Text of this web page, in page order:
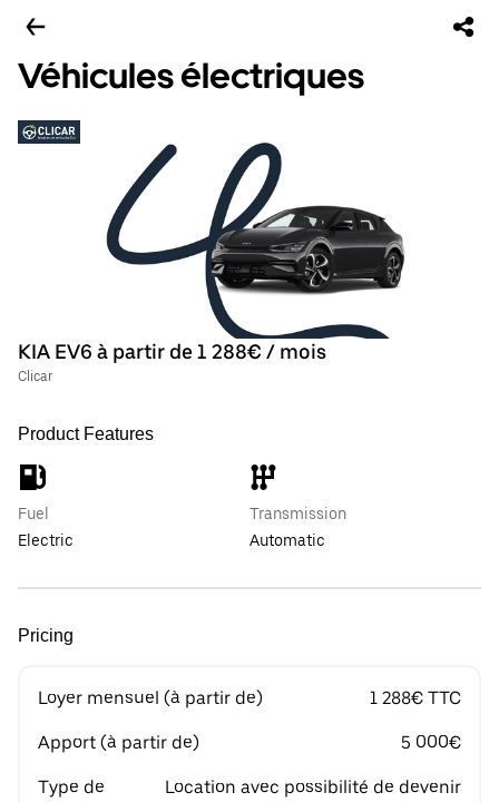
Véhicules électriques
KIA EV6 à partir de 1 288€ / mois
Clicar
Product Features
Fuel
Electric
Transmission
Automatic
Pricing
Loyer mensuel (à partir de) 1 288€ TTC
Apport (à partir de) 5 000€
Type de
Location avec possibilité de devenir